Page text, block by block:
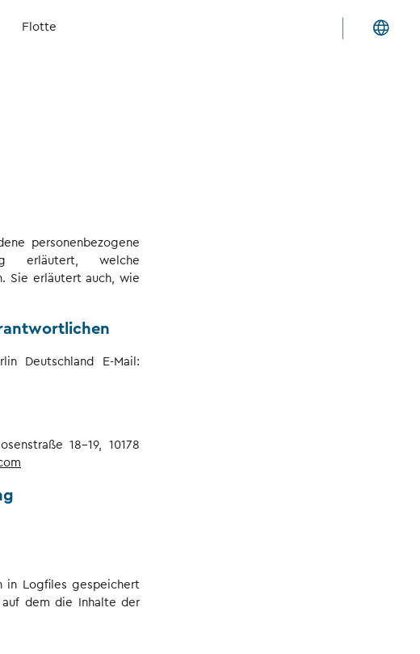
Flotte
personenbezogene
erläutert, welche
Sie erläutert auch, wie
Deutschland E-Mail:
18-19, 10178
in Logfiles gespeichert
dem die Inhalte der